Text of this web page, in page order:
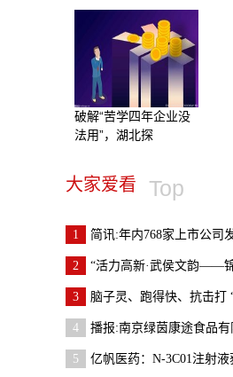
破解“苦学四年企业没
法用”，湖北探
大家爱看 Top
1 简讯:年内768家上市公司
2 “活力高新·武侯文韵——锦动
3 脑子灵、跑得快、抗击打 “
4 播报:南京绿茵康途食品有限
5 亿帆医药：N-3C01注射液获得